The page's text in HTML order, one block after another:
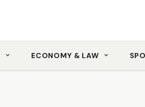
ECONOMY & LAW